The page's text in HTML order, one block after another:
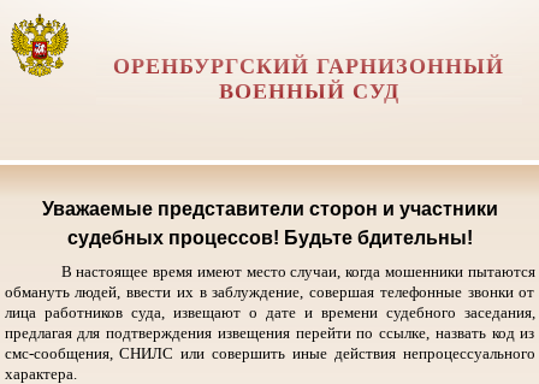
ОРЕНБУРГСКИЙ ГАРНИЗОННЫЙ
ВОЕННЫЙ СУД
Уважаемые представители сторон и участники
судебных процессов! Будьте бдительны!
В настоящее время имеют место случаи, когда мошенники пытаются
обмануть людей, ввести их в заблуждение, совершая телефонные звонки от
лица работников суда, извещают о дате и времени судебного заседания,
предлагая для подтверждения извещения перейти по ссылке, назвать код из
смс-сообщения, СНИЛС или совершить иные действия непроцессуального
характера.